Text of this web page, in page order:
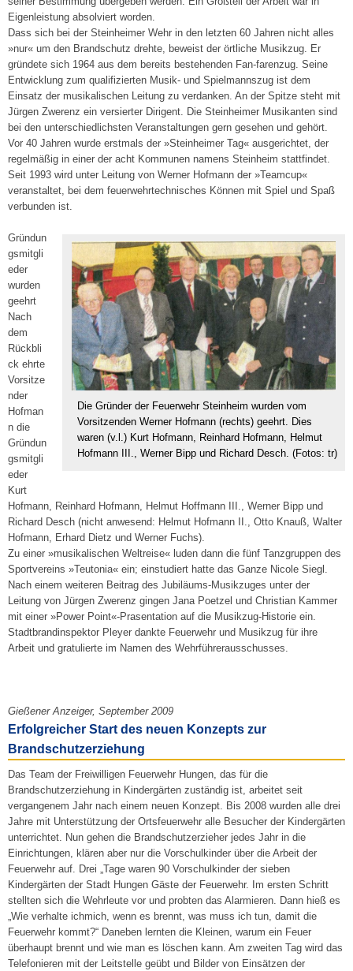
Eigenleistung absolviert worden.
Dass sich bei der Steinheimer Wehr in den letzten 60 Jahren nicht alles
»nur« um den Brandschutz drehte, beweist der örtliche Musikzug. Er
gründete sich 1964 aus dem bereits bestehenden Fan-farenzug. Seine
Entwicklung zum qualifizierten Musik- und Spielmannszug ist dem
Einsatz der musikalischen Leitung zu verdanken. An der Spitze steht mit
Jürgen Zwerenz ein versierter Dirigent. Die Steinheimer Musikanten sind
bei den unterschiedlichsten Veranstaltungen gern gesehen und gehört.
Vor 40 Jahren wurde erstmals der »Steinheimer Tag« ausgerichtet, der
regelmäßig in einer der acht Kommunen namens Steinheim stattfindet.
Seit 1993 wird unter Leitung von Werner Hofmann der »Teamcup«
veranstaltet, bei dem feuerwehrtechnisches Können mit Spiel und Spaß
verbunden ist.
Die Gründer der Feuerwehr Steinheim wurden vom
Vorsitzenden Werner Hofmann (rechts) geehrt. Dies
waren (v.l.) Kurt Hofmann, Reinhard Hofmann, Helmut
Hofmann III., Werner Bipp und Richard Desch. (Fotos: tr)
Gründun
gsmitgli
eder
wurden
geehrt
Nach
dem
Rückbli
ck ehrte
Vorsitze
nder
Hofman
n die
Gründun
gsmitgli
eder
Kurt
Hofmann, Reinhard Hofmann, Helmut Hoffmann III., Werner Bipp und
Richard Desch (nicht anwesend: Helmut Hofmann II., Otto Knauß, Walter
Hofmann, Erhard Dietz und Werner Fuchs).
Zu einer »musikalischen Weltreise« luden dann die fünf Tanzgruppen des
Sportvereins »Teutonia« ein; einstudiert hatte das Ganze Nicole Siegl.
Nach einem weiteren Beitrag des Jubiläums-Musikzuges unter der
Leitung von Jürgen Zwerenz gingen Jana Poetzel und Christian Kammer
mit einer »Power Point«-Prasentation auf die Musikzug-Historie ein.
Stadtbrandinspektor Pleyer dankte Feuerwehr und Musikzug für ihre
Arbeit und gratulierte im Namen des Wehrführerausschusses.
Gießener Anzeiger, September 2009
Erfolgreicher Start des neuen Konzepts zur
Brandschutzerziehung
Das Team der Freiwilligen Feuerwehr Hungen, das für die
Brandschutzerziehung in Kindergärten zuständig ist, arbeitet seit
vergangenem Jahr nach einem neuen Konzept. Bis 2008 wurden alle drei
Jahre mit Unterstützung der Ortsfeuerwehr alle Besucher der Kindergärten
unterrichtet. Nun gehen die Brandschutzerzieher jedes Jahr in die
Einrichtungen, klären aber nur die Vorschulkinder über die Arbeit der
Feuerwehr auf. Drei „Tage waren 90 Vorschulkinder der sieben
Kindergärten der Stadt Hungen Gäste der Feuerwehr. Im ersten Schritt
stellten sich die Wehrleute vor und probten das Alarmieren. Dann hieß es
„Wie verhalte ichmich, wenn es brennt, was muss ich tun, damit die
Feuerwehr kommt?“ Daneben lernten die Kleinen, warum ein Feuer
überhaupt brennt und wie man es löschen kann. Am zweiten Tag wird das
Telefonieren mit der Leitstelle geübt und Bilder von Einsätzen der